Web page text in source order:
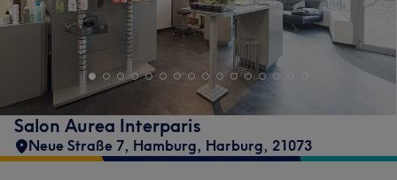
Salon Aurea Interparis
Neue Straße 7, Hamburg, Harburg, 21073